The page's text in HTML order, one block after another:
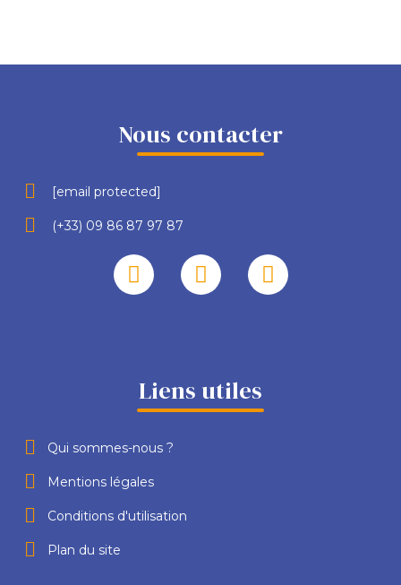
Nous contacter
[email protected]
(+33) 09 86 87 97 87
Liens utiles
Qui sommes-nous ?
Mentions légales
Conditions d'utilisation
Plan du site